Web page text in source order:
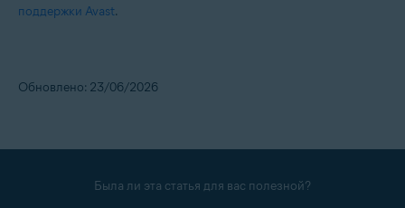
поддержки Avast.
Обновлено: 23/06/2026
Была ли эта статья для вас полезной?